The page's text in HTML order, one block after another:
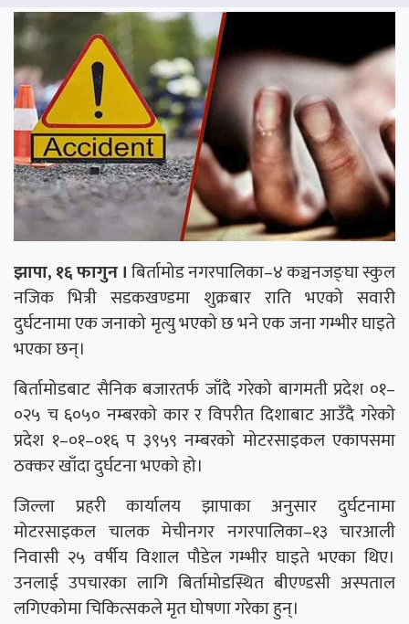
झापा, १६ फागुन ।बिर्तामोड नगरपालिका–४ कञ्चनजङ्घा स्कुल
नजिक भित्री सडकखण्डमा शुक्रबार राति भएको सवारी
दुर्घटनामा एक जनाको मृत्यु भएको छ भने एक जना गम्भीर घाइते
भएका छन्।
बिर्तामोडबाट सैनिक बजारतर्फ जाँदै गरेको बागमती प्रदेश ०१–
०२५ च ६०५० नम्बरको कार र विपरीत दिशाबाट आउँदै गरेको
प्रदेश १–०१–०१६ प ३९५९ नम्बरको मोटरसाइकल एकापसमा
ठक्कर खाँदा दुर्घटना भएको हो।
जिल्ला प्रहरी कार्यालय झापाका अनुसार दुर्घटनामा
मोटरसाइकल चालक मेचीनगर नगरपालिका–१३ चारआली
निवासी २५ वर्षीय विशाल पौडेल गम्भीर घाइते भएका थिए।
उनलाई उपचारका लागि बिर्तामोडस्थित बीएण्डसी अस्पताल
लगिएकोमा चिकित्सकले मृत घोषणा गरेका हुन्।